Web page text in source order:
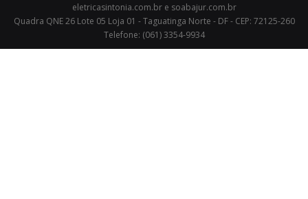
eletricasintonia.com.br e soabajur.com.br
Quadra QNE 26 Lote 05 Loja 01 - Taguatinga Norte - DF - CEP: 72125-260
Telefone: (061) 3354-9934